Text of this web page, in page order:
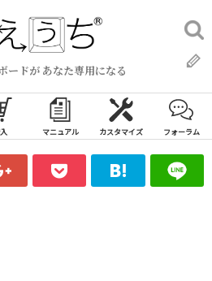
ードが あなた専用になる
検
索:
マニュアル カスタマイズ フォーラム